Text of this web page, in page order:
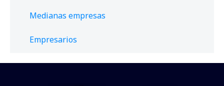
Medianas empresas
Empresarios